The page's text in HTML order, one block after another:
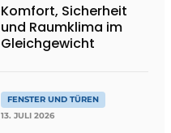
Komfort, Sicherheit
und Raumklima im
Gleichgewicht
FENSTER UND TÜREN
13. JULI 2026